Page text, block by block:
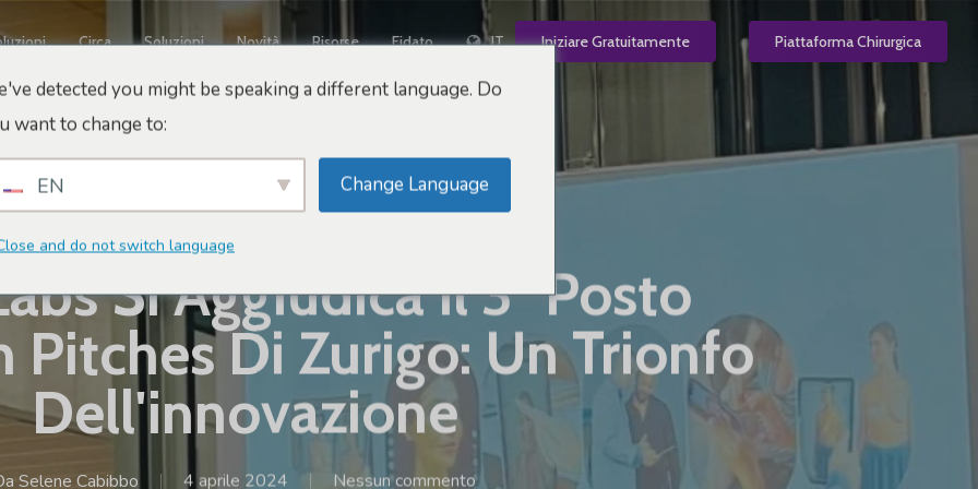
Circa Soluzioni Novità Risorse Fidato IT Iniziare Gratuitamente Piattaforma Chirurgica
Si Aggiudica Il 3° Posto
Pitches Di Zurigo: Un Trionfo
Dell'innovazione
Selene Cabibbo 4 aprile 2024 Nessun commento
detected you might be speaking a different language. Do
want to change to:
EN Change Language
and do not switch language